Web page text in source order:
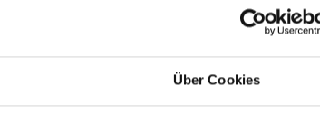
Über Cookies